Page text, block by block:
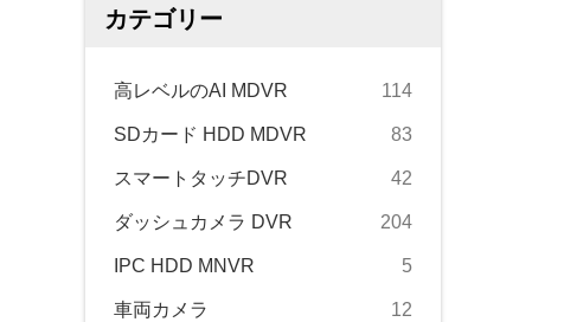
カテゴリー
高レベルのAI MDVR 114
SDカード HDD MDVR 83
スマートタッチDVR 42
ダッシュカメラ DVR 204
IPC HDD MNVR 5
車両カメラ 12